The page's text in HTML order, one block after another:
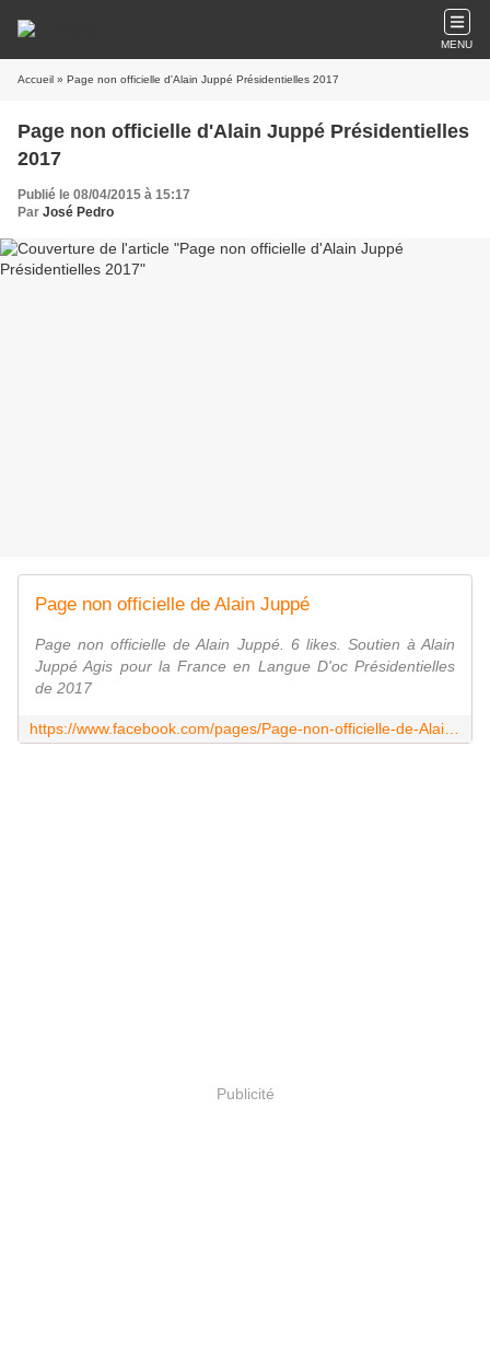
MENU
Accueil » Page non officielle d'Alain Juppé Présidentielles 2017
Page non officielle d'Alain Juppé Présidentielles
2017
Publié le 08/04/2015 à 15:17
Par José Pedro
Page non officielle de Alain Juppé
Page non officielle de Alain Juppé. 6 likes. Soutien à Alain
Juppé Agis pour la France en Langue D'oc Présidentielles
de 2017
Publicité